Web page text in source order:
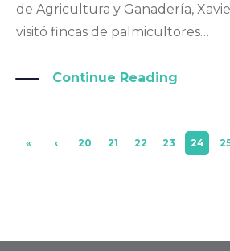
de Agricultura y Ganadería,
visitó fincas de palmicultores…
Continue Reading
«
‹
20 21 22 23 24